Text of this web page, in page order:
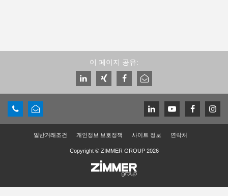
이 페이지 공유:
일반거래조건 개인정보 보호정책 사이트 정보 연락처
Copyright © ZIMMER GROUP 2026